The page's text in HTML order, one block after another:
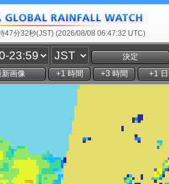
47分32秒(JST) (2026/08/08 06:47:32 UTC)